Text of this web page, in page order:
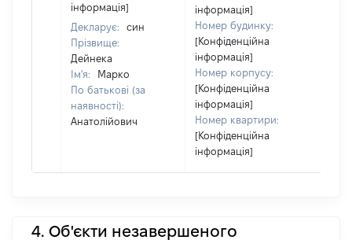
інформація]
Декларує:
син
Прізвище:
Дейнека
Ім'я:
Марко
По батькові (за
наявності):
Анатолійович
інформація]
Номер будинку:
[Конфіденційна
інформація]
Номер корпусу:
[Конфіденційна
інформація]
Номер квартири:
[Конфіденційна
інформація]
4. Об'єкти незавершеного